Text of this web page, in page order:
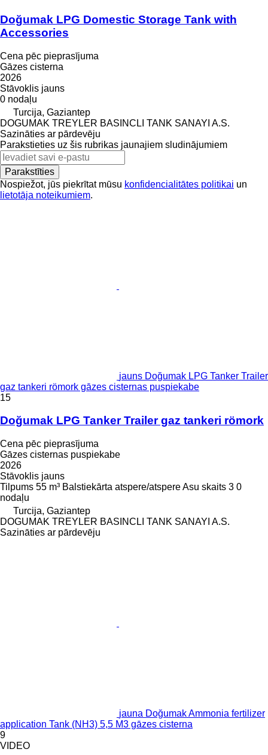
Doğumak LPG Domestic Storage Tank with
Accessories
Cena pēc pieprasījuma
Gāzes cisterna
2026
Stāvoklis jauns
0 nodaļu
Turcija, Gaziantep
DOGUMAK TREYLER BASINCLI TANK SANAYI A.S.
Sazināties ar pārdevēju
Parakstieties uz šis rubrikas jaunajiem sludinājumiem
Parakstīties
Nospiežot, jūs piekrītat mūsu konfidencialitātes politikai un
lietotāja noteikumiem.
jauns Doğumak LPG Tanker Trailer
gaz tankeri römork gāzes cisternas puspiekabe
15
Doğumak LPG Tanker Trailer gaz tankeri römork
Cena pēc pieprasījuma
Gāzes cisternas puspiekabe
2026
Stāvoklis jauns
Tilpums 55 m³ Balstiekārta atspere/atspereAsu skaits 3 0
nodaļu
Turcija, Gaziantep
DOGUMAK TREYLER BASINCLI TANK SANAYI A.S.
Sazināties ar pārdevēju
jauna Doğumak Ammonia fertilizer
application Tank (NH3) 5,5 M3 gāzes cisterna
9
VIDEO